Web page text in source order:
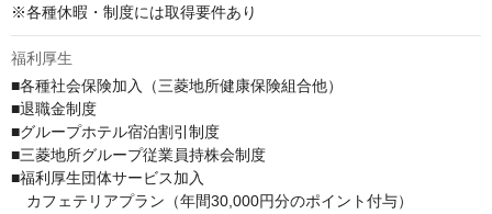
※各種休暇・制度には取得要件あり
福利厚生
■各種社会保険加入（三菱地所健康保険組合他）
■退職金制度
■グループホテル宿泊割引制度
■三菱地所グループ従業員持株会制度
■福利厚生団体サービス加入
カフェテリアプラン（年間30,000円分のポイント付与）